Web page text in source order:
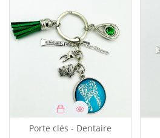
Porte clés - Dentaire